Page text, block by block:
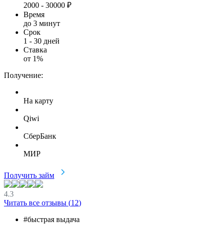
2000 - 30000 ₽
Время
до 3 минут
Срок
1 - 30 дней
Ставка
от 1%
Получение:
На карту
Qiwi
СберБанк
МИР
Получить займ
4.3
Читать все отзывы (12)
#быстрая выдача